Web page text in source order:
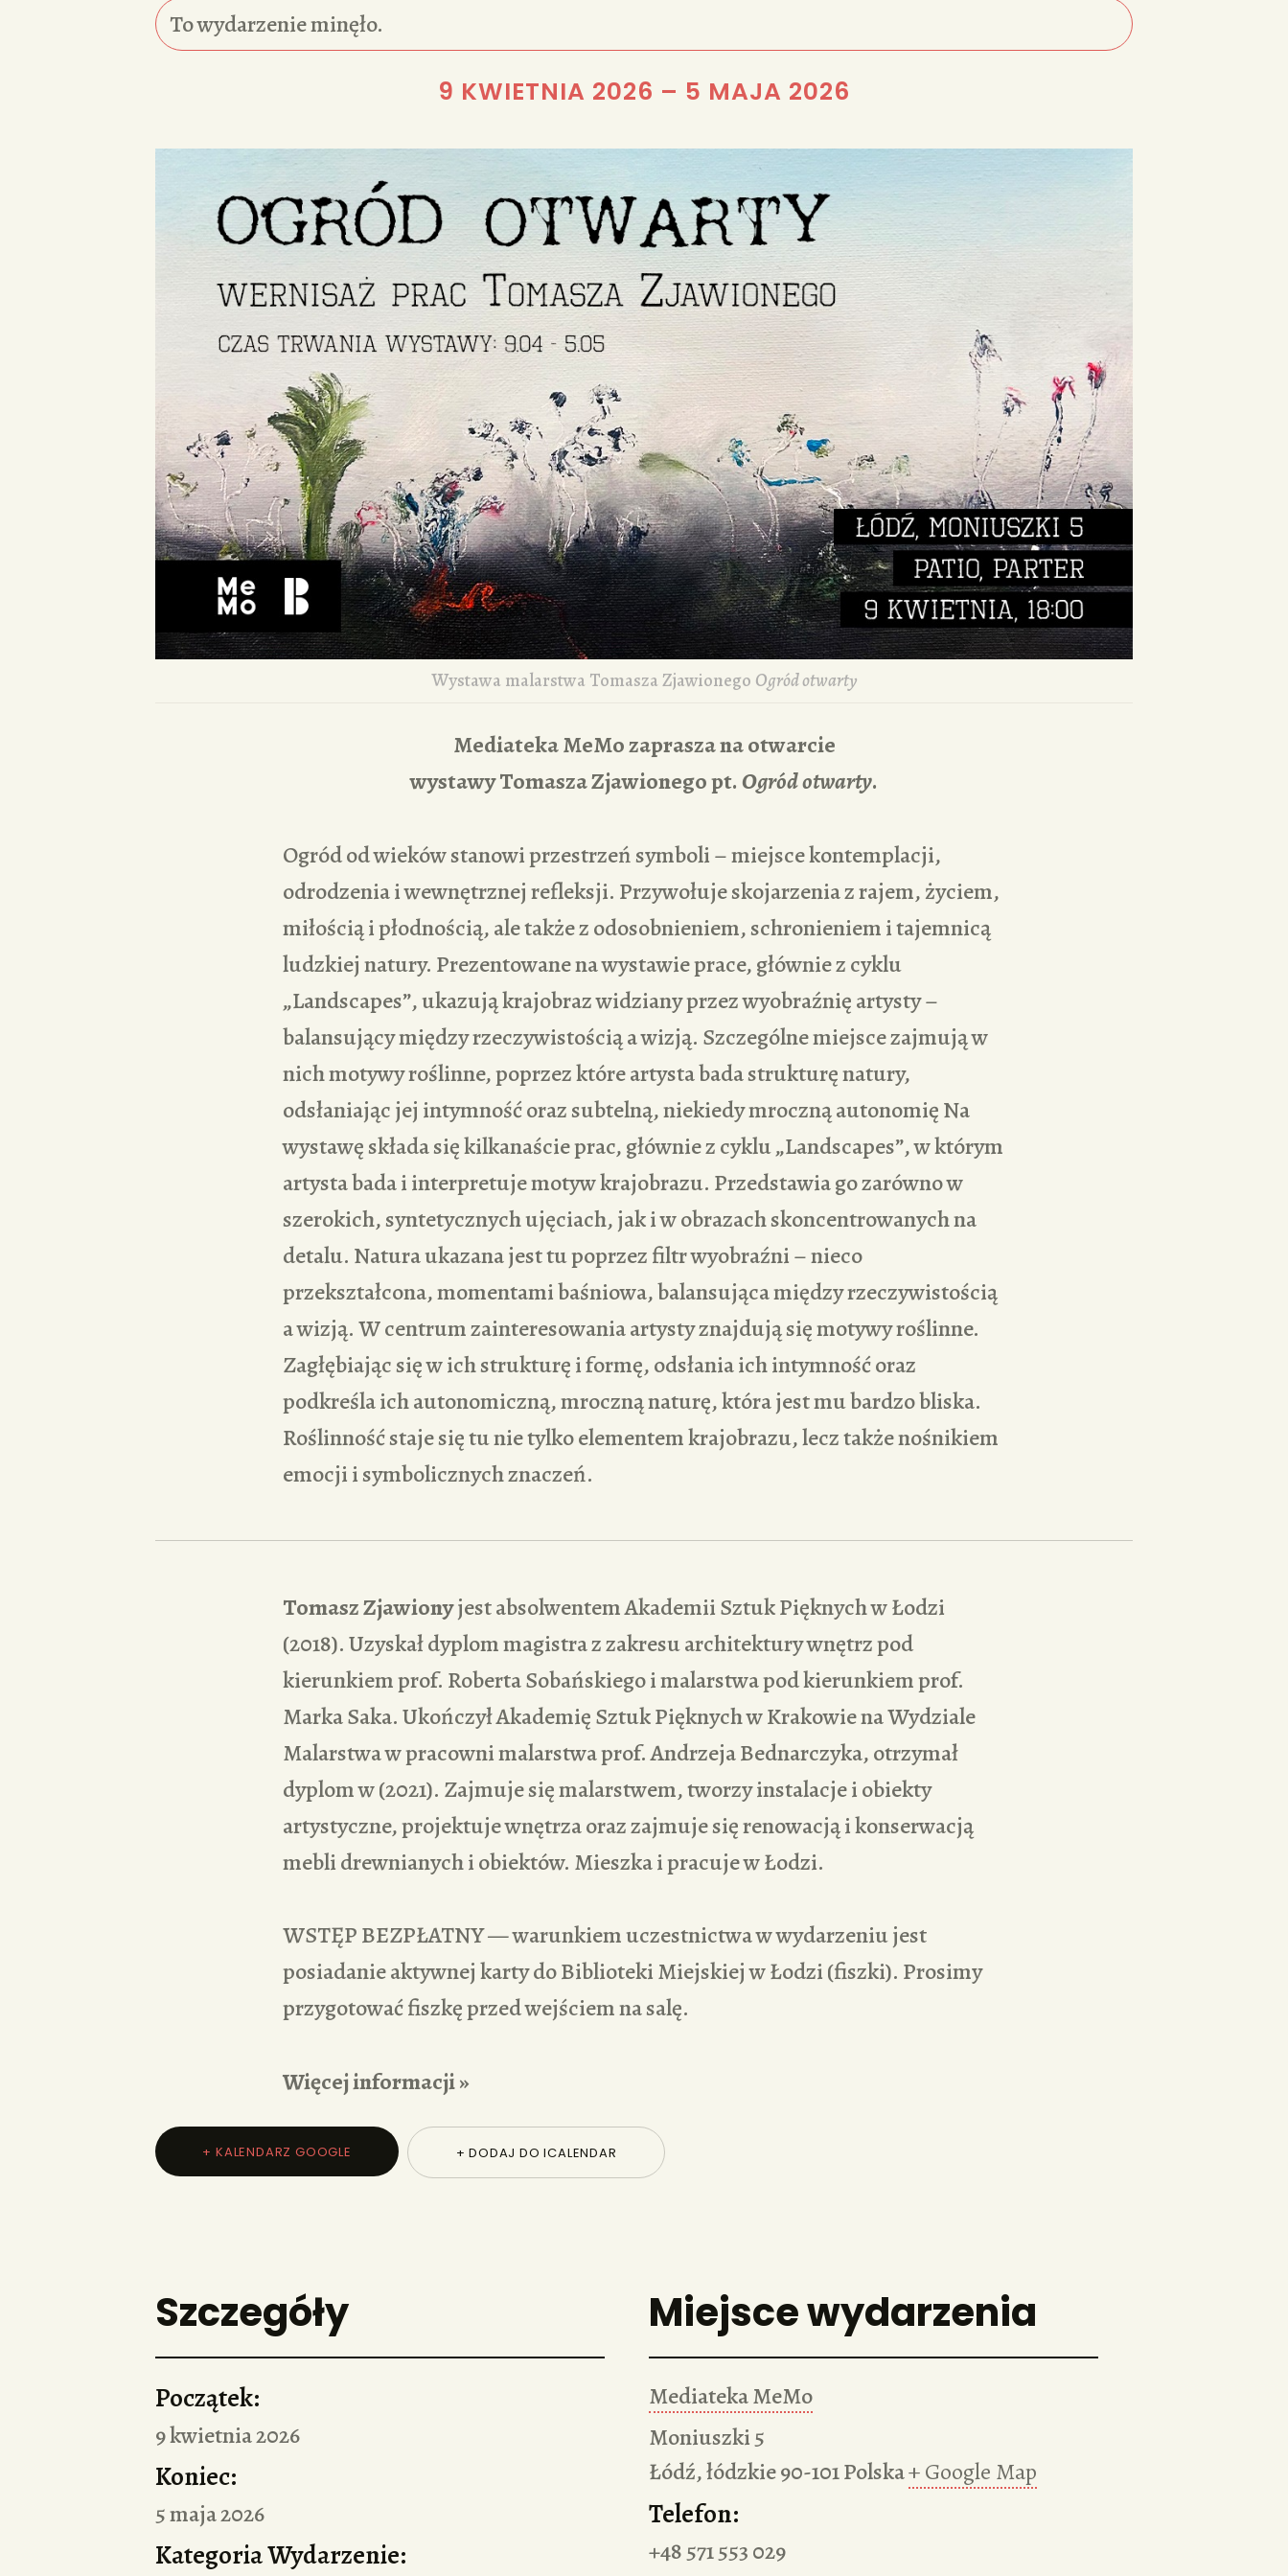
REDAKCJA
To wydarzenie minęło.
9 KWIETNIA 2026 – 5 MAJA 2026
Wystawa malarstwa Tomasza Zjawionego Ogród otwarty
Mediateka MeMo zaprasza na otwarcie
wystawy Tomasza Zjawionego pt. Ogród otwarty.
Ogród od wieków stanowi przestrzeń symboli – miejsce kontemplacji,
odrodzenia i wewnętrznej refleksji. Przywołuje skojarzenia z rajem, życiem,
miłością i płodnością, ale także z odosobnieniem, schronieniem i tajemnicą
ludzkiej natury. Prezentowane na wystawie prace, głównie z cyklu
„Landscapes”, ukazują krajobraz widziany przez wyobraźnię artysty –
balansujący między rzeczywistością a wizją. Szczególne miejsce zajmują w
nich motywy roślinne, poprzez które artysta bada strukturę natury,
odsłaniając jej intymność oraz subtelną, niekiedy mroczną autonomię Na
wystawę składa się kilkanaście prac, głównie z cyklu „Landscapes”, w którym
artysta bada i interpretuje motyw krajobrazu. Przedstawia go zarówno w
szerokich, syntetycznych ujęciach, jak i w obrazach skoncentrowanych na
detalu. Natura ukazana jest tu poprzez filtr wyobraźni – nieco
przekształcona, momentami baśniowa, balansująca między rzeczywistością
a wizją. W centrum zainteresowania artysty znajdują się motywy roślinne.
Zagłębiając się w ich strukturę i formę, odsłania ich intymność oraz
podkreśla ich autonomiczną, mroczną naturę, która jest mu bardzo bliska.
Roślinność staje się tu nie tylko elementem krajobrazu, lecz także nośnikiem
emocji i symbolicznych znaczeń.
Tomasz Zjawionyjest absolwentem Akademii Sztuk Pięknych w Łodzi
(2018). Uzyskał dyplom magistra z zakresu architektury wnętrz pod
kierunkiem prof. Roberta Sobańskiego i malarstwa pod kierunkiem prof.
Marka Saka. Ukończył Akademię Sztuk Pięknych w Krakowie na Wydziale
Malarstwa w pracowni malarstwa prof. Andrzeja Bednarczyka, otrzymał
dyplom w (2021). Zajmuje się malarstwem, tworzy instalacje i obiekty
artystyczne, projektuje wnętrza oraz zajmuje się renowacją i konserwacją
mebli drewnianych i obiektów. Mieszka i pracuje w Łodzi.
WSTĘP BEZPŁATNY — warunkiem uczestnictwa w wydarzeniu jest
posiadanie aktywnej karty do Biblioteki Miejskiej w Łodzi (fiszki). Prosimy
przygotować fiszkę przed wejściem na salę.
Więcej informacji »
+ KALENDARZ GOOGLE + DODAJ DO ICALENDAR
Szczegóły
Początek:
9 kwietnia 2026
Koniec:
5 maja 2026
Kategoria Wydarzenie:
Miejsce wydarzenia
Mediateka MeMo
Moniuszki 5
Łódź,łódzkie90-101Polska+ Google Map
Telefon:
+48 571 553 029